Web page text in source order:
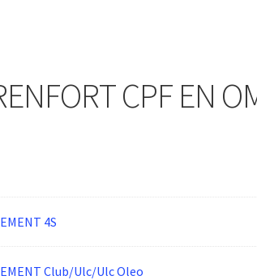
CPF EN
4S
Club/Ulc/Ulc Oleo